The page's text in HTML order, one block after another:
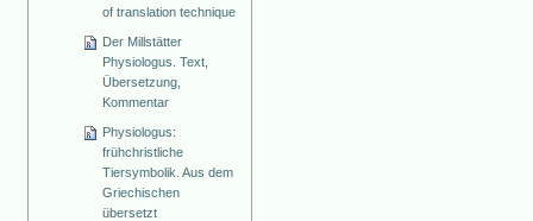
of translation technique
Der Millstätter
Physiologus. Text,
Übersetzung,
Kommentar
Physiologus:
frühchristliche
Tiersymbolik. Aus dem
Griechischen
übersetzt